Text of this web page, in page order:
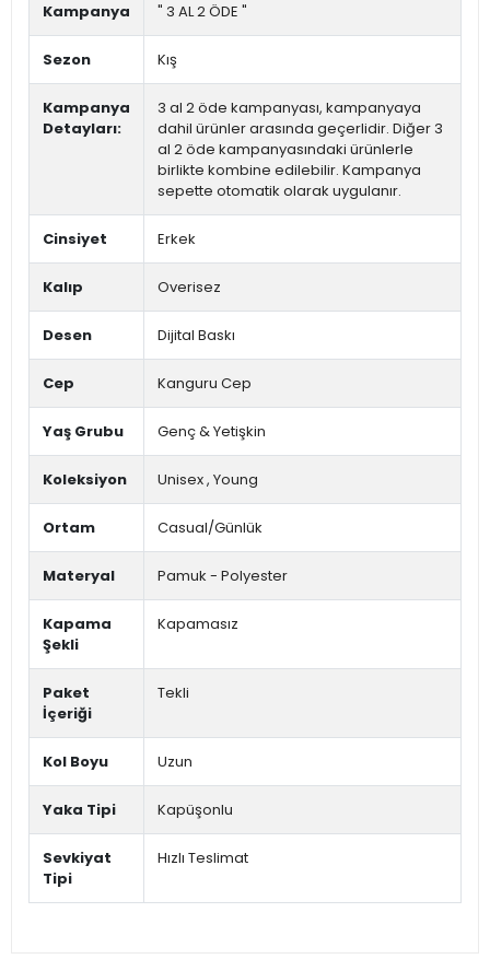
Kampanya " 3 AL 2 ÖDE "
Sezon Kış
Kampanya
Detayları:
3 al 2 öde kampanyası, kampanyaya
dahil ürünler arasında geçerlidir. Diğer 3
al 2 öde kampanyasındaki ürünlerle
birlikte kombine edilebilir. Kampanya
sepette otomatik olarak uygulanır.
Cinsiyet Erkek
Kalıp Overisez
Desen Dijital Baskı
Cep Kanguru Cep
Yaş Grubu Genç & Yetişkin
Koleksiyon Unisex, Young
Ortam Casual/Günlük
Materyal Pamuk - Polyester
Kapama
Şekli
Kapamasız
Paket
İçeriği
Tekli
Kol Boyu Uzun
Yaka Tipi Kapüşonlu
Sevkiyat
Tipi
Hızlı Teslimat